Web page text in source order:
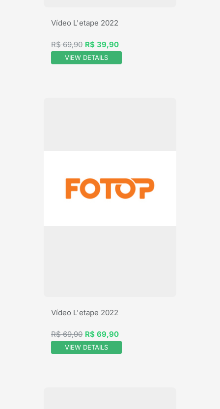
Vídeo L'etape 2022
R$ 69,90 R$ 39,90
VIEW DETAILS
Vídeo L'etape 2022
R$ 69,90 R$ 69,90
VIEW DETAILS